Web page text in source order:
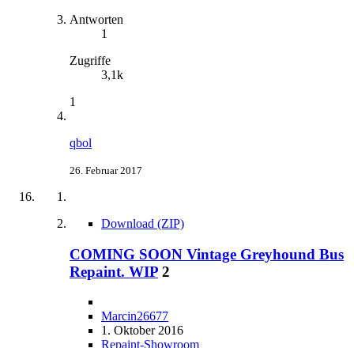
Antworten
1
Zugriffe
3,1k
1
qbol
26. Februar 2017
Download (ZIP)
COMING SOON Vintage Greyhound Bus
Repaint. WIP 2
Marcin26677
1. Oktober 2016
Repaint-Showroom